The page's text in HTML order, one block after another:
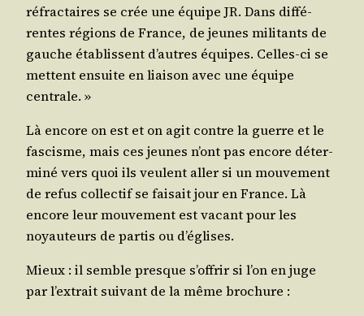
réfrac­taires se crée une équipe JR. Dans dif­fé­
rentes régions de France, de jeunes mili­tants de
gauche éta­blissent d’autres équipes. Celles-ci se
mettent ensuite en liai­son avec une équipe
centrale. »
Là encore on est et on agit contre la guerre et le
fas­cisme, mais ces jeunes n’ont pas encore déter­
mi­né vers quoi ils veulent aller si un mou­ve­ment
de refus col­lec­tif se fai­sait jour en France. Là
encore leur mou­ve­ment est vacant pour les
noyau­teurs de par­tis ou d’églises.
Mieux : il semble presque s’of­frir si l’on en juge
par l’ex­trait sui­vant de la même brochure :